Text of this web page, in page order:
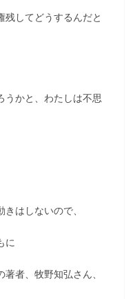
してどうするんだと
うかと、わたしは不思
はしないので、
に
者、牧野知弘さん、